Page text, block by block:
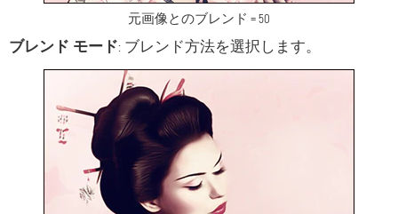
元画像とのブレンド = 50
ブレンド モード: ブレンド方法を選択します。